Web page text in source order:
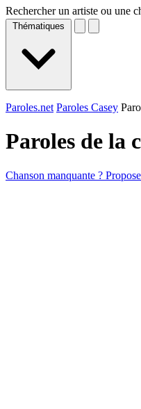
Rechercher un artiste ou une
Thématiques
Paroles.net Paroles Casey
Paroles de la
Chanson manquante ?